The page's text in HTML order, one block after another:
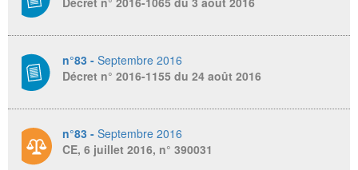
n°83 - Septembre 2016
Décret n° 2016-1155 du 24 août 2016
n°83 - Septembre 2016
CE, 6 juillet 2016, n° 390031